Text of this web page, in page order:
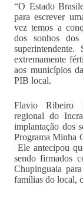
“O Estado
para escrever
vez temos a
dos sonhos dos
extremamente
aos municípios
PIB local.
Flavio Ribeiro
regional do
implantação dos
Programa Minha
Ele antecipou
sendo firmados
Chupinguaia
famílias do local,